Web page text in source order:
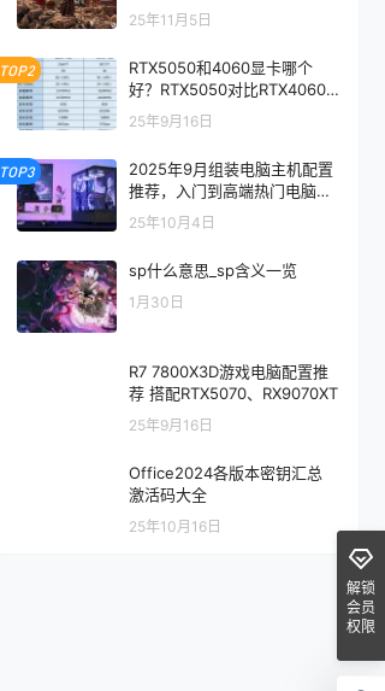
25年11月5日
TOP2
RTX5050和4060显卡哪个
好？RTX5050对比RTX4060/
5060性能评测
25年9月16日
TOP3
2025年9月组装电脑主机配置
推荐，入门到高端热门电脑配
置方案
25年10月4日
sp什么意思_sp含义一览
1月30日
R7 7800X3D游戏电脑配置推
荐 搭配RTX5070、RX9070XT
25年9月16日
Office2024各版本密钥汇总
激活码大全
25年10月16日
解锁
会员
权限